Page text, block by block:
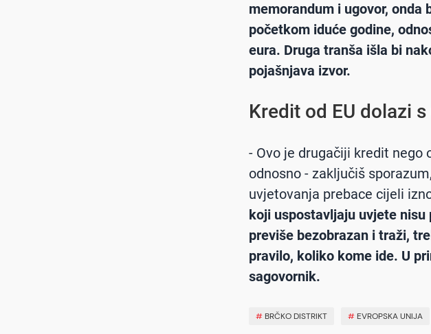
memorandum i ugovor,
početkom iduće godine,
eura. Druga tranša išla bi
pojašnjava izvor.
Kredit od EU dolazi
- Ovo je drugačiji kredit nego
odnosno - zaključiš
uvjetovanja prebace cijeli
koji uspostavljaju uvjete
previše bezobrazan i traži,
pravilo, koliko kome ide. U
sagovornik.
# BRČKO DISTRIKT # EVROPSKA UNIJA